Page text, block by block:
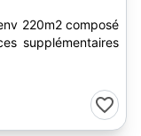
220m2 composé
supplémentaires